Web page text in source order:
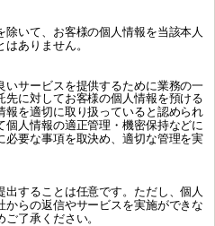
いて、お客様の個人情報を当該本人
ありません。
いサービスを提供するために業務の一
に対してお客様の個人情報を預ける
報を適切に取り扱っていると認められ
個人情報の適正管理・機密保持などに
必要な事項を取決め、適切な管理を実
することは任意です。ただし、個人
らの返信やサービスを実施ができな
了承ください。